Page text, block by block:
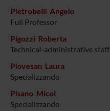
Pietrobelli Angelo
Full Professor
Pigozzi Roberta
Technical-administrative staff
Piovesan Laura
Specializzando
Pisano Micol
Specializzando